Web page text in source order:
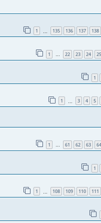
1 135 136 137 138
1 … 22 23 24 25
1
1 3 4 5
1 … 61 62 63 64
1
1 108 109 110 111